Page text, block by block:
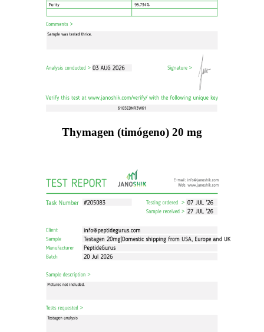
Thymagen (timógeno) 20 mg